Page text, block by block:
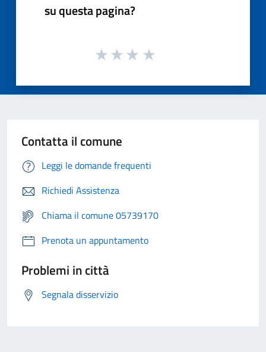
su questa pagina?
Contatta il comune
Leggi le domande frequenti
Richiedi Assistenza
Chiama il comune 05739170
Prenota un appuntamento
Problemi in città
Segnala disservizio